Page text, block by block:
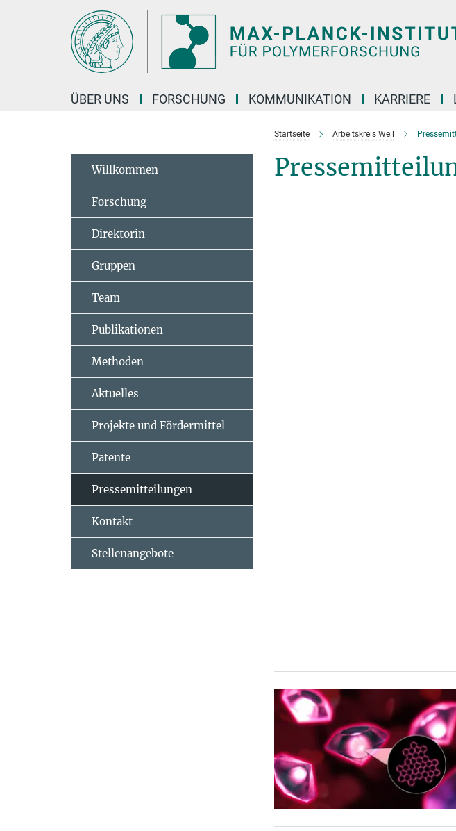
ÜBER UNS FORSCHUNG KOMMUNIKATION KARRIERE
Startseite Arbeitskreis Weil
Willkommen
Forschung
Direktorin
Gruppen
Team
Publikationen
Methoden
Aktuelles
Projekte und Fördermittel
Patente
Pressemitteilungen
Kontakt
Stellenangebote